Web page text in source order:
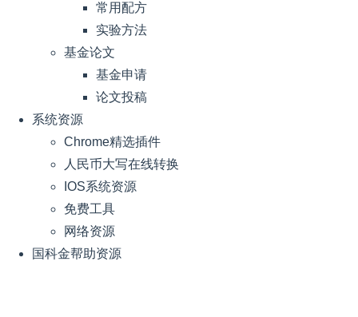
常用配方
实验方法
基金论文
基金申请
论文投稿
系统资源
Chrome精选插件
人民币大写在线转换
IOS系统资源
免费工具
网络资源
国科金帮助资源